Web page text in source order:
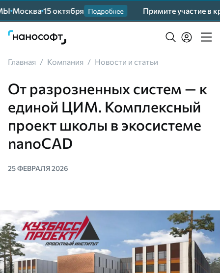
15 октября Подробнее Примите участие в
Главная / Компания / Новости и статьи
От разрозненных систем — к
единой ЦИМ. Комплексный
проект школы в экосистеме
nanoCAD
25 ФЕВРАЛЯ 2026